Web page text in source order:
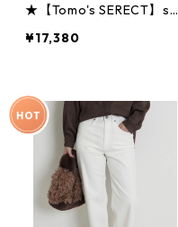
★【Tomo's SERECT】sof
33051
¥17,380